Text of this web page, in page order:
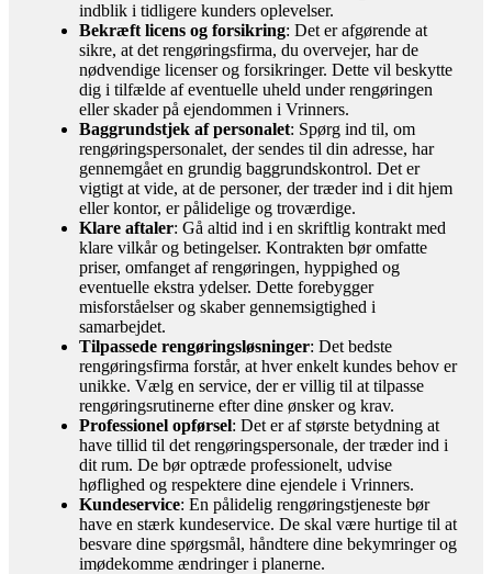
indblik i tidligere kunders oplevelser.
Bekræft licens og forsikring: Det er afgørende at
sikre, at det rengøringsfirma, du overvejer, har de
nødvendige licenser og forsikringer. Dette vil beskytte
dig i tilfælde af eventuelle uheld under rengøringen
eller skader på ejendommen i Vrinners.
Baggrundstjek af personalet: Spørg ind til, om
rengøringspersonalet, der sendes til din adresse, har
gennemgået en grundig baggrundskontrol. Det er
vigtigt at vide, at de personer, der træder ind i dit hjem
eller kontor, er pålidelige og troværdige.
Klare aftaler: Gå altid ind i en skriftlig kontrakt med
klare vilkår og betingelser. Kontrakten bør omfatte
priser, omfanget af rengøringen, hyppighed og
eventuelle ekstra ydelser. Dette forebygger
misforståelser og skaber gennemsigtighed i
samarbejdet.
Tilpassede rengøringsløsninger: Det bedste
rengøringsfirma forstår, at hver enkelt kundes behov er
unikke. Vælg en service, der er villig til at tilpasse
rengøringsrutinerne efter dine ønsker og krav.
Professionel opførsel: Det er af største betydning at
have tillid til det rengøringspersonale, der træder ind i
dit rum. De bør optræde professionelt, udvise
høflighed og respektere dine ejendele i Vrinners.
Kundeservice: En pålidelig rengøringstjeneste bør
have en stærk kundeservice. De skal være hurtige til at
besvare dine spørgsmål, håndtere dine bekymringer og
imødekomme ændringer i planerne.